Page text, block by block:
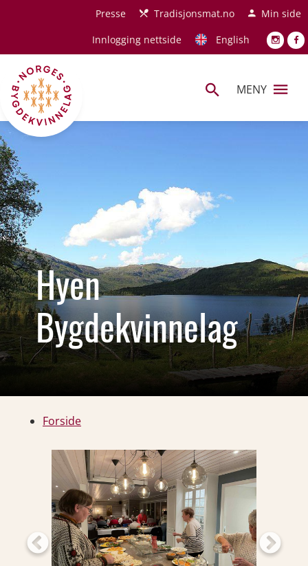
Hopp til hovedinnholdPresse Tradisjonsmat.no
Min side
Innlogging nettside
English
MENY
Hyen
Bygdekvinnelag
Forside